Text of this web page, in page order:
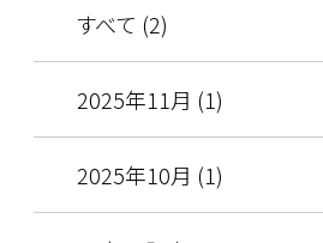
すべて (2)
2025年11月 (1)
2025年10月 (1)